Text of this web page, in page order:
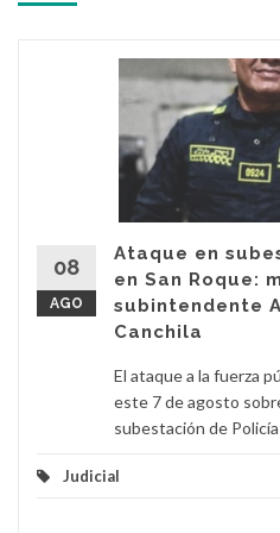
08
AGO
Ataque en
en San Roque:
subintendente
Canchila
El ataque a la fuerza
este 7 de agosto
subestación de
Judicial